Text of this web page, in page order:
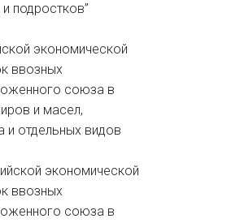
подростков”
экономической
ввозных
союза в
и масел,
и отдельных видов
экономической
ввозных
союза в